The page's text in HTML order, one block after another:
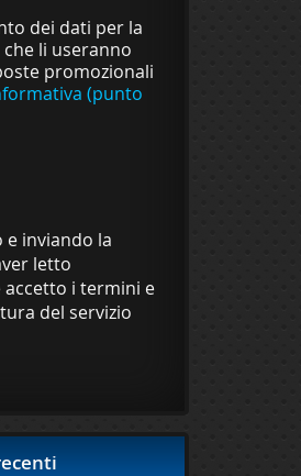
dei dati per la
li useranno
promozionali
(punto
inviando la
letto
accetto i termini e
del servizio